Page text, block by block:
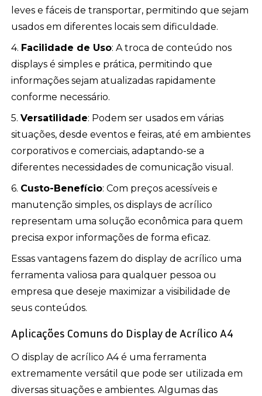
leves e fáceis de transportar, permitindo que sejam
usados em diferentes locais sem dificuldade.
4. Facilidade de Uso: A troca de conteúdo nos
displays é simples e prática, permitindo que
informações sejam atualizadas rapidamente
conforme necessário.
5.Versatilidade: Podem ser usados em várias
situações, desde eventos e feiras, até em ambientes
corporativos e comerciais, adaptando-se a
diferentes necessidades de comunicação visual.
6. Custo-Benefício: Com preços acessíveis e
manutenção simples, os displays de acrílico
representam uma solução econômica para quem
precisa expor informações de forma eficaz.
Essas vantagens fazem do display de acrílico uma
ferramenta valiosa para qualquer pessoa ou
empresa que deseje maximizar a visibilidade de
seus conteúdos.
Aplicações Comuns do Display de Acrílico A4
O display de acrílico A4 é uma ferramenta
extremamente versátil que pode ser utilizada em
diversas situações e ambientes. Algumas das